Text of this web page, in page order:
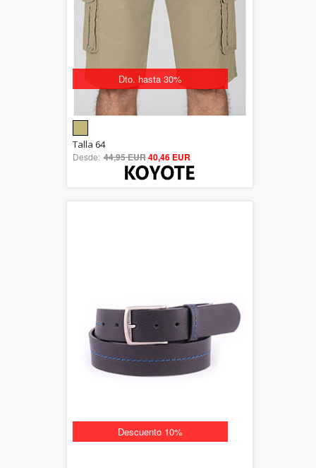
Dto. hasta 30%
out of 5
Talla 64
Desde: 44,95 EUR40,46 EUR
Descuento 10%